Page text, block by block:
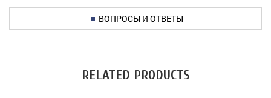
ВОПРОСЫ И ОТВЕТЫ
RELATED PRODUCTS